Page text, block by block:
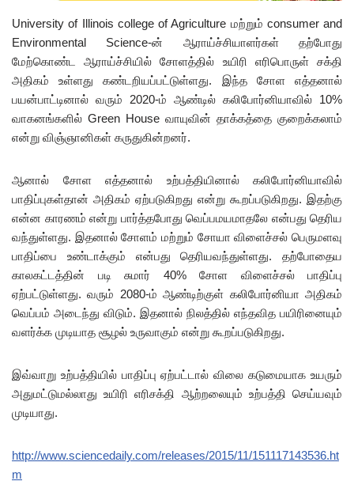
University of Illinois college of Agriculture மற்றும் consumer and
Environmental Science-ன் ஆராய்ச்சியாளர்கள் தற்போது
மேற்கொண்ட ஆராய்ச்சியில் சோளத்தில் உயிரி எரிபொருள் சக்தி
அதிகம் உள்ளது கண்டறியப்பட்டுள்ளது. இந்த சோள எத்தனால்
பயன்பாட்டினால் வரும் 2020-ம் ஆண்டில் கலிபோர்னியாவில் 10%
வாகனங்களில் Green House வாயுவின் தாக்கத்தை குறைக்கலாம்
என்று விஞ்ஞானிகள் கருதுகின்றனர்.
ஆனால் சோள எத்தனால் உற்பத்தியினால் கலிபோர்னியாவில்
பாதிப்புகள்தான் அதிகம் ஏற்படுகிறது என்று கூறப்படுகிறது. இதற்கு
என்ன காரணம் என்று பார்த்தபோது வெப்பமயமாதலே என்பது தெரிய
வந்துள்ளது. இதனால் சோளம் மற்றும் சோயா விளைச்சல் பெருமளவு
பாதிப்பை உண்டாக்கும் என்பது தெரியவந்துள்ளது. தற்போதைய
காலகட்டத்தின் படி சுமார் 40% சோள விளைச்சல் பாதிப்பு
ஏற்பட்டுள்ளது. வரும் 2080-ம் ஆண்டிற்குள் கலிபோர்னியா அதிகம்
வெப்பம் அடைந்து விடும். இதனால் நிலத்தில் எந்தவித பயிரினையும்
வளர்க்க முடியாத சூழல் உருவாகும் என்று கூறப்படுகிறது.
இவ்வாறு உற்பத்தியில் பாதிப்பு ஏற்பட்டால் விலை கடுமையாக உயரும்
அதுமட்டுமல்லாது உயிரி எரிசக்தி ஆற்றலையும் உற்பத்தி செய்யவும்
முடியாது.
http://www.sciencedaily.com/releases/2015/11/151117143536.ht
m